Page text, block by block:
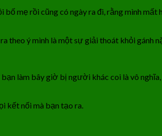
mẹ rồi cũng có ngày ra đi, rằng mình
theo ý mình là một sự giải thoát khỏi gánh
làm bây giờ bị người khác coi là vô
kết nối mà bạn tạo ra.